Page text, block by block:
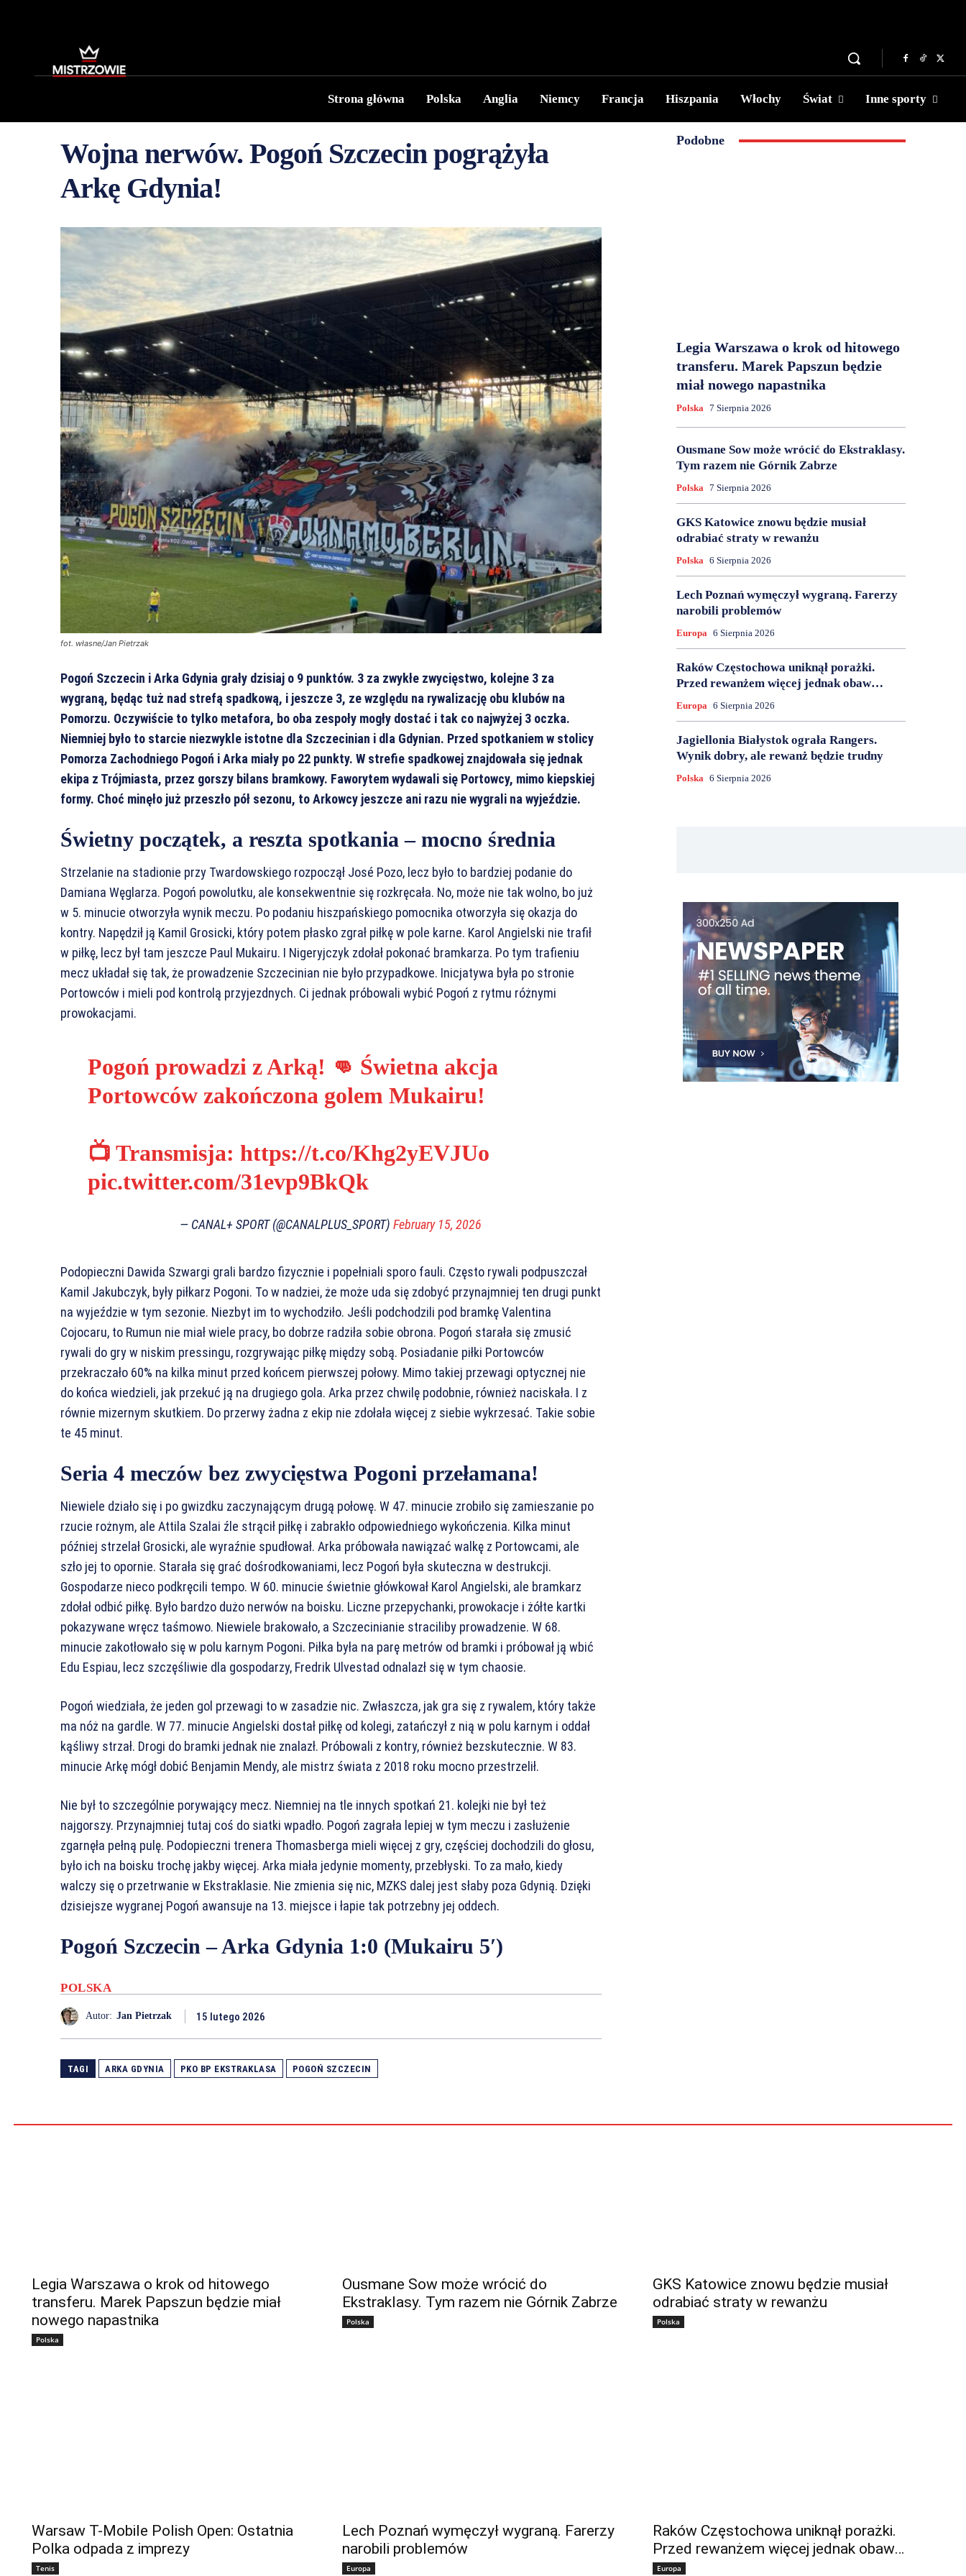
Strona główna Polska Anglia Niemcy Francja Hiszpania Włochy Świat Inne sporty
Wojna nerwów. Pogoń Szczecin pogrążyła
Arkę Gdynia!
fot. własne/Jan Pietrzak
Pogoń Szczecin i Arka Gdynia grały dzisiaj o 9 punktów. 3 za zwykłe zwycięstwo, kolejne 3 za
wygraną, będąc tuż nad strefą spadkową, i jeszcze 3, ze względu na rywalizację obu klubów na
Pomorzu. Oczywiście to tylko metafora, bo oba zespoły mogły dostać i tak co najwyżej 3 oczka.
Niemniej było to starcie niezwykle istotne dla Szczecinian i dla Gdynian. Przed spotkaniem w stolicy
Pomorza Zachodniego Pogoń i Arka miały po 22 punkty. W strefie spadkowej znajdowała się jednak
ekipa z Trójmiasta, przez gorszy bilans bramkowy. Faworytem wydawali się Portowcy, mimo kiepskiej
formy. Choć minęło już przeszło pół sezonu, to Arkowcy jeszcze ani razu nie wygrali na wyjeździe.
Świetny początek, a reszta spotkania – mocno średnia
Strzelanie na stadionie przy Twardowskiego rozpoczął José Pozo, lecz było to bardziej podanie do
Damiana Węglarza. Pogoń powolutku, ale konsekwentnie się rozkręcała. No, może nie tak wolno, bo już
w 5. minucie otworzyła wynik meczu. Po podaniu hiszpańskiego pomocnika otworzyła się okazja do
kontry. Napędził ją Kamil Grosicki, który potem płasko zgrał piłkę w pole karne. Karol Angielski nie trafił
w piłkę, lecz był tam jeszcze Paul Mukairu. I Nigeryjczyk zdołał pokonać bramkarza. Po tym trafieniu
mecz układał się tak, że prowadzenie Szczecinian nie było przypadkowe. Inicjatywa była po stronie
Portowców i mieli pod kontrolą przyjezdnych. Ci jednak próbowali wybić Pogoń z rytmu różnymi
prowokacjami.
Pogoń prowadzi z Arką! 👊 Świetna akcja
Portowców zakończona golem Mukairu!
📺 Transmisja: https://t.co/Khg2yEVJUo
pic.twitter.com/31evp9BkQk
— CANAL+ SPORT (@CANALPLUS_SPORT)February 15, 2026
Podopieczni Dawida Szwargi grali bardzo fizycznie i popełniali sporo fauli. Często rywali podpuszczał
Kamil Jakubczyk, były piłkarz Pogoni. To w nadziei, że może uda się zdobyć przynajmniej ten drugi punkt
na wyjeździe w tym sezonie. Niezbyt im to wychodziło. Jeśli podchodzili pod bramkę Valentina
Cojocaru, to Rumun nie miał wiele pracy, bo dobrze radziła sobie obrona. Pogoń starała się zmusić
rywali do gry w niskim pressingu, rozgrywając piłkę między sobą. Posiadanie piłki Portowców
przekraczało 60% na kilka minut przed końcem pierwszej połowy. Mimo takiej przewagi optycznej nie
do końca wiedzieli, jak przekuć ją na drugiego gola. Arka przez chwilę podobnie, również naciskała. I z
równie mizernym skutkiem. Do przerwy żadna z ekip nie zdołała więcej z siebie wykrzesać. Takie sobie
te 45 minut.
Seria 4 meczów bez zwycięstwa Pogoni przełamana!
Niewiele działo się i po gwizdku zaczynającym drugą połowę. W 47. minucie zrobiło się zamieszanie po
rzucie rożnym, ale Attila Szalai źle strącił piłkę i zabrakło odpowiedniego wykończenia. Kilka minut
później strzelał Grosicki, ale wyraźnie spudłował. Arka próbowała nawiązać walkę z Portowcami, ale
szło jej to opornie. Starała się grać dośrodkowaniami, lecz Pogoń była skuteczna w destrukcji.
Gospodarze nieco podkręcili tempo. W 60. minucie świetnie główkował Karol Angielski, ale bramkarz
zdołał odbić piłkę. Było bardzo dużo nerwów na boisku. Liczne przepychanki, prowokacje i żółte kartki
pokazywane wręcz taśmowo. Niewiele brakowało, a Szczecinianie straciliby prowadzenie. W 68.
minucie zakotłowało się w polu karnym Pogoni. Piłka była na parę metrów od bramki i próbował ją wbić
Edu Espiau, lecz szczęśliwie dla gospodarzy, Fredrik Ulvestad odnalazł się w tym chaosie.
Pogoń wiedziała, że jeden gol przewagi to w zasadzie nic. Zwłaszcza, jak gra się z rywalem, który także
ma nóż na gardle. W 77. minucie Angielski dostał piłkę od kolegi, zatańczył z nią w polu karnym i oddał
kąśliwy strzał. Drogi do bramki jednak nie znalazł. Próbowali z kontry, również bezskutecznie. W 83.
minucie Arkę mógł dobić Benjamin Mendy, ale mistrz świata z 2018 roku mocno przestrzelił.
Nie był to szczególnie porywający mecz. Niemniej na tle innych spotkań 21. kolejki nie był też
najgorszy. Przynajmniej tutaj coś do siatki wpadło. Pogoń zagrała lepiej w tym meczu i zasłużenie
zgarnęła pełną pulę. Podopieczni trenera Thomasberga mieli więcej z gry, częściej dochodzili do głosu,
było ich na boisku trochę jakby więcej. Arka miała jedynie momenty, przebłyski. To za mało, kiedy
walczy się o przetrwanie w Ekstraklasie. Nie zmienia się nic, MZKS dalej jest słaby poza Gdynią. Dzięki
dzisiejsze wygranej Pogoń awansuje na 13. miejsce i łapie tak potrzebny jej oddech.
Pogoń Szczecin – Arka Gdynia 1:0 (Mukairu 5′)
POLSKA
Autor: Jan Pietrzak 15 lutego 2026
TAGI ARKA GDYNIA PKO BP EKSTRAKLASA POGOŃ SZCZECIN
Podobne
Legia Warszawa o krok od hitowego
transferu. Marek Papszun będzie
miał nowego napastnika
Polska 7 Sierpnia 2026
Ousmane Sow może wrócić do Ekstraklasy.
Tym razem nie Górnik Zabrze
Polska 7 Sierpnia 2026
GKS Katowice znowu będzie musiał
odrabiać straty w rewanżu
Polska 6 Sierpnia 2026
Lech Poznań wymęczył wygraną. Farerzy
narobili problemów
Europa 6 Sierpnia 2026
Raków Częstochowa uniknął porażki.
Przed rewanżem więcej jednak obaw…
Europa 6 Sierpnia 2026
Jagiellonia Białystok ograła Rangers.
Wynik dobry, ale rewanż będzie trudny
Polska 6 Sierpnia 2026
Legia Warszawa o krok od hitowego
transferu. Marek Papszun będzie miał
nowego napastnika
Polska
Ousmane Sow może wrócić do
Ekstraklasy. Tym razem nie Górnik Zabrze
Polska
GKS Katowice znowu będzie musiał
odrabiać straty w rewanżu
Polska
Warsaw T-Mobile Polish Open: Ostatnia
Polka odpada z imprezy
Tenis
Lech Poznań wymęczył wygraną. Farerzy
narobili problemów
Europa
Raków Częstochowa uniknął porażki.
Przed rewanżem więcej jednak obaw…
Europa